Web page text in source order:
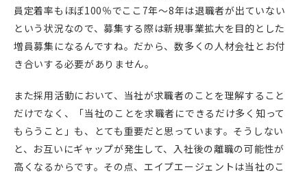
員定着率もほぼ100％でここ7年〜8年は退職者が出ていない
という状況なので、募集する際は新規事業拡大を目的とした
増員募集になるんですね。だから、数多くの人材会社とお付
き合いする必要がありません。
また採用活動において、当社が求職者のことを理解すること
だけでなく、「当社のことを求職者にできるだけ多く知って
もらうこと」も、とても重要だと思っています。そうしない
と、お互いにギャップが発生して、入社後の離職の可能性が
高くなるからです。その点、エイプエージェントは当社のこ